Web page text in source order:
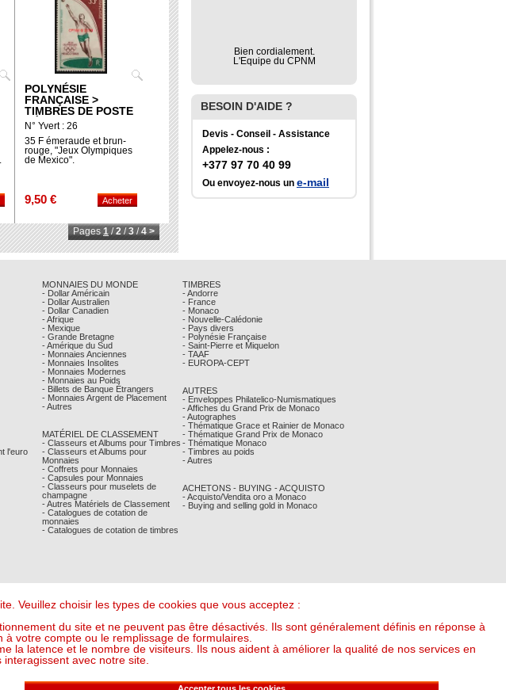
POLYNÉSIE
FRANÇAISE >
TIMBRES DE POSTE
AÉRIENNE
N° Yvert : 26
35 F émeraude et brun-
rouge, "Jeux Olympiques
de Mexico".
9,50 €
Pages 1 /2 /3 /4 >
Bien cordialement.
L'Equipe du CPNM
BESOIN D'AIDE ?
Devis - Conseil - Assistance
Appelez-nous :
+377 97 70 40 99
Ou envoyez-nous un e-mail
l'euro
MONNAIES DU MONDE
- Dollar Américain
- Dollar Australien
- Dollar Canadien
- Afrique
- Mexique
- Grande Bretagne
- Amérique du Sud
- Monnaies Anciennes
- Monnaies Insolites
- Monnaies Modernes
- Monnaies au Poids
- Billets de Banque Étrangers
- Monnaies Argent de Placement
- Autres
MATÉRIEL DE CLASSEMENT
- Classeurs et Albums pour Timbres
- Classeurs et Albums pour
Monnaies
- Coffrets pour Monnaies
- Capsules pour Monnaies
- Classeurs pour muselets de
champagne
- Autres Matériels de Classement
- Catalogues de cotation de
monnaies
- Catalogues de cotation de timbres
TIMBRES
- Andorre
- France
- Monaco
- Nouvelle-Calédonie
- Pays divers
- Polynésie Française
- Saint-Pierre et Miquelon
- TAAF
- EUROPA-CEPT
AUTRES
- Enveloppes Philatelico-Numismatiques
- Affiches du Grand Prix de Monaco
- Autographes
- Thématique Grace et Rainier de Monaco
- Thématique Grand Prix de Monaco
- Thématique Monaco
- Timbres au poids
- Autres
ACHETONS - BUYING - ACQUISTO
- Acquisto/Vendita oro a Monaco
- Buying and selling gold in Monaco
de Monaco 2026
Veuillez choisir les types de cookies que vous acceptez :
du site et ne peuvent pas être désactivés. Ils sont généralement définis en réponse à
votre compte ou le remplissage de formulaires.
la latence et le nombre de visiteurs. Ils nous aident à améliorer la qualité de nos services en
avec notre site.